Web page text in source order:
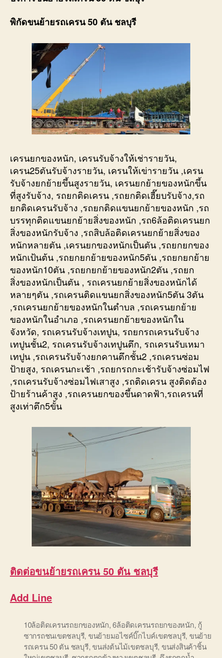
พิกัดขนย้ายรถเครน 50 ตัน ชลบุรี
เครนยกของหนัก, เครนรับจ้างให้เช่ารายวัน,
เครน25ตันรับจ้างรายวัน, เครนให้เข่ารายวัน ,เครน
รับจ้างยกย้ายขึ้นสูงรายวัน, เครนยกย้ายของหนักขึ้น
ที่สูงรับจ้าง, รถยกติดเครน ,รถยกติดเฮี๊ยบรับจ้าง,รถ
ยกติดเครนรับจ้าง ,รถยกติดแขนยกย้ายของหนัก ,รถ
บรรทุกติดแขนยกย้ายสิ่งของหนัก ,รถ6ล้อติดเครนยก
สิ่งของหนักรับจ้าง ,รถสิบล้อติดเครนยกย้ายสิ่งของ
หนักหลายตัน ,เครนยกของหนักเป็นตัน ,รถยกยกของ
หนักเป้นต้น ,รถยกยกย้ายของหนัก5ตัน ,รถยกยกย้าย
ของหนัก10ตัน ,รถยกยกย้ายของหนัก2ตัน ,รถยก
สิ่งของหนักเป็นตัน , รถเครนยกย้ายสิ่งของหนักได้
หลายๆตัน ,รถเครนติดแขนยกสิ่งของหนัก5ตัน 3ตัน
,รถเครนยกย้ายของหนักในตำบล ,รถเครนยกย้าย
ของหนักในอำเภอ ,รถเครนยกย้ายของหนักใน
จังหวัด, รถเครนรับจ้างเทปูน, รถยกรถเครนรับจ้าง
เทปูนชั้น2, รถเครนรับจ้างเทปูนตึก, รถเครนรับเหมา
เทปูน ,รถเครนรับจ้างยกคานตึกชั้น2 ,รถเครนซ่อม
ป้ายสูง, รถเครนกะเช้า ,รถยกรถกะเช้ารับจ้างซ่อมไฟ
,รถเครนรับจ้างซ่อมไฟเสาสูง ,รถติดเครน สูงติดต้อง
ป้ายร้านค้าสูง ,รถเครนยกของขึ้นดาดฟ้า,รถเครนที่
สูงเท่าตึก5ขั้น
ติดต่อขนย้ายรถเครน 50 ตัน ชลบุรี
Add Line
10ล้อติดเครนรถยกของหนัก,6ล้อติดเครนรถยกของหนัก, กู้
ซากรถชนเขตชลบุรี, ขนย้ายมอไซค์บิ๊กไบค์เขตชลบุรี, ขนย้าย
รถเครน 50 ตัน ชลบุรี,ขนส่งต้นไม้เขตชลบุรี, ขนส่งสินค้าชิ้น